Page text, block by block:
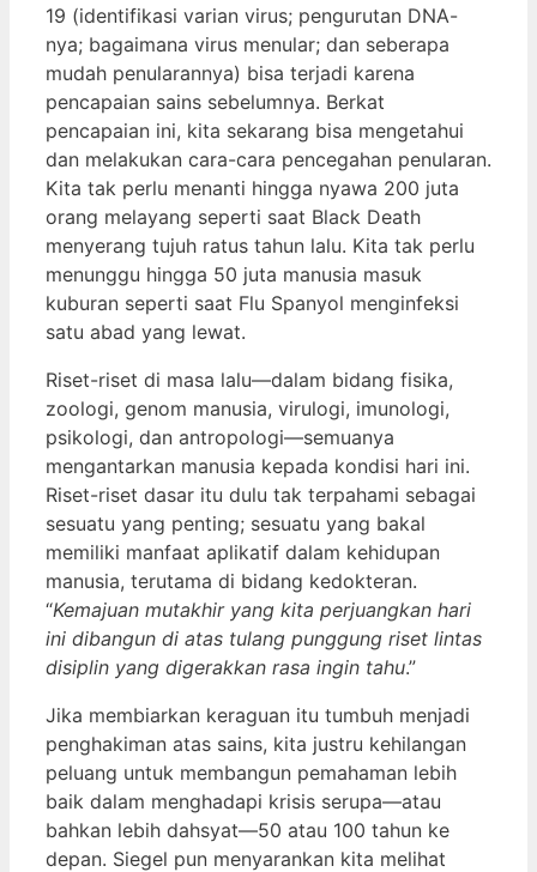
19 (identifikasi varian virus; pengurutan DNA-
nya; bagaimana virus menular; dan seberapa
mudah penularannya) bisa terjadi karena
pencapaian sains sebelumnya. Berkat
pencapaian ini, kita sekarang bisa mengetahui
dan melakukan cara-cara pencegahan penularan.
Kita tak perlu menanti hingga nyawa 200 juta
orang melayang seperti saat Black Death
menyerang tujuh ratus tahun lalu. Kita tak perlu
menunggu hingga 50 juta manusia masuk
kuburan seperti saat Flu Spanyol menginfeksi
satu abad yang lewat.
Riset-riset di masa lalu—dalam bidang fisika,
zoologi, genom manusia, virulogi, imunologi,
psikologi, dan antropologi—semuanya
mengantarkan manusia kepada kondisi hari ini.
Riset-riset dasar itu dulu tak terpahami sebagai
sesuatu yang penting; sesuatu yang bakal
memiliki manfaat aplikatif dalam kehidupan
manusia, terutama di bidang kedokteran.
“Kemajuan mutakhir yang kita perjuangkan hari
ini dibangun di atas tulang punggung riset lintas
disiplin yang digerakkan rasa ingin tahu.”
Jika membiarkan keraguan itu tumbuh menjadi
penghakiman atas sains, kita justru kehilangan
peluang untuk membangun pemahaman lebih
baik dalam menghadapi krisis serupa—atau
bahkan lebih dahsyat—50 atau 100 tahun ke
depan. Siegel pun menyarankan kita melihat